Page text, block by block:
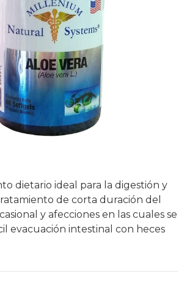
dietario ideal para la digestión y
de corta duración del
y afecciones en las cuales se
evacuación intestinal con heces